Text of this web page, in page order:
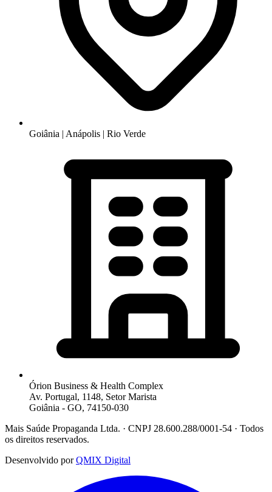
Goiânia | Anápolis | Rio Verde
Órion Business & Health Complex
Av. Portugal, 1148, Setor Marista
Goiânia - GO, 74150-030
Mais Saúde Propaganda Ltda. · CNPJ 28.600.288/0001-54 · Todos
os direitos reservados.
Desenvolvido por QMIX Digital